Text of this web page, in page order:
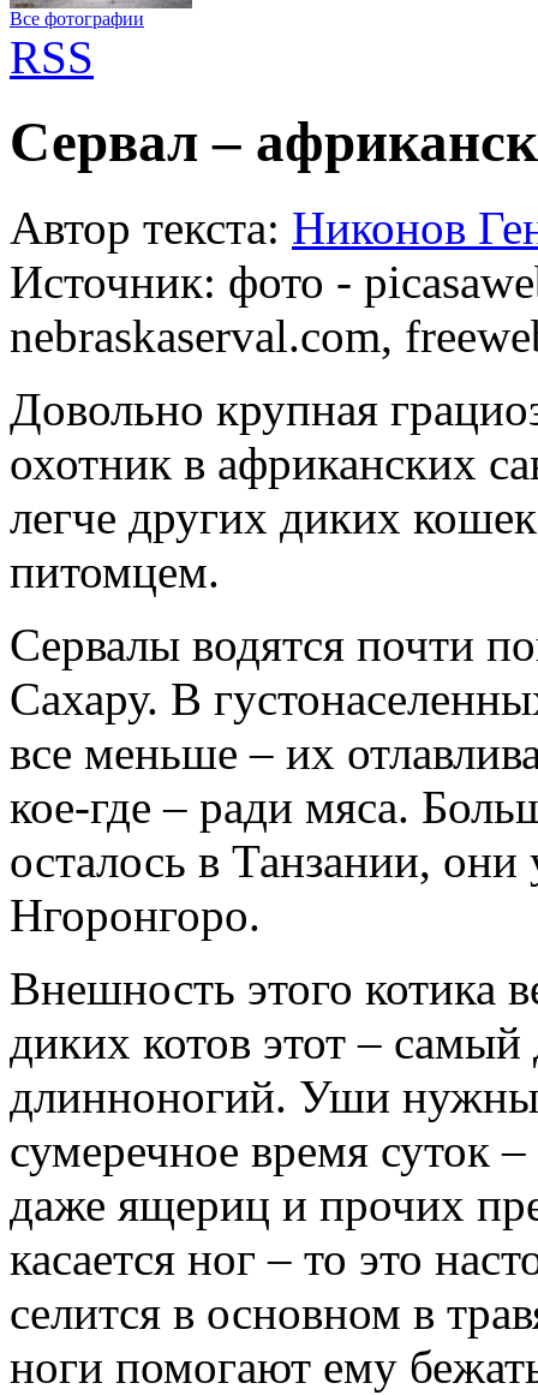
Все фотографии
RSS
Сервал –
Автор текста: Никонов
Источник: фото -
nebraskaserval.com,
Довольно крупная
охотник в африканских
легче других диких
питомцем.
Сервалы водятся почти
Сахару. В
все меньше – их
кое-где – ради мяса.
осталось в Танзании,
Нгоронгоро.
Внешность этого котика
диких котов этот –
длинноногий. Уши нужны
сумеречное время суток
даже ящериц и прочих
касается ног – то это
селится в основном в
ноги помогают ему